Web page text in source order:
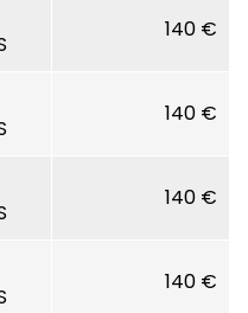
140 €
140 €
140 €
140 €